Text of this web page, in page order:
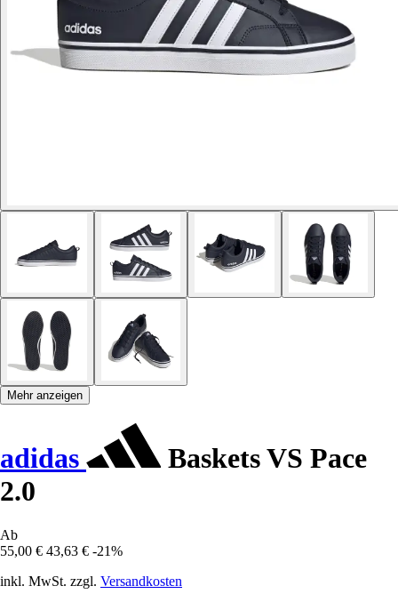
Mehr anzeigen
adidas
Baskets VS Pace
2.0
Ab
55,00 € 43,63 € -21%
inkl. MwSt. zzgl. Versandkosten